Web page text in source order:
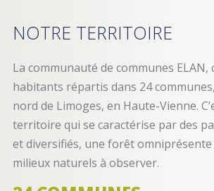
NOTRE TERRITOIRE
La communauté de communes ELAN,
habitants répartis dans 24
nord de Limoges, en Haute-Vienne.
territoire qui se caractérise par des
et diversifiés, une forêt omniprésente
milieux naturels à observer.